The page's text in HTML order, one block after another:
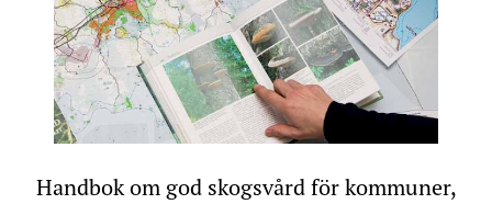
Handbok om god skogsvård för kommuner,